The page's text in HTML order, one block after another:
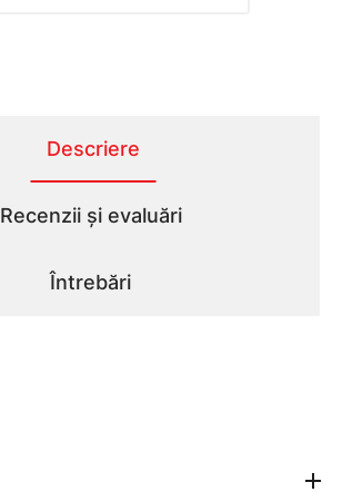
Descriere
Recenzii și evaluări
Întrebări